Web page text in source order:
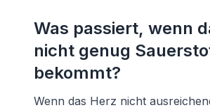
Was passiert, wenn
nicht genug
bekommt?
Wenn das Herz nicht